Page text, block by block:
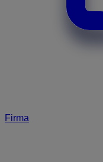
Firma